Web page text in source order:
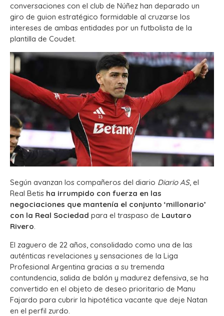
conversaciones con el club de Núñez han deparado un
giro de guion estratégico formidable al cruzarse los
intereses de ambas entidades por un futbolista de la
plantilla de Coudet.
Según avanzan los compañeros del diario Diario AS, el
Real Betis ha irrumpido con fuerza en las
negociaciones que mantenía el conjunto ‘millonario’
con la Real Sociedad para el traspaso de Lautaro
Rivero
El zaguero de 22 años, consolidado como una de las
auténticas revelaciones y sensaciones de la Liga
Profesional Argentina gracias a su tremenda
contundencia, salida de balón y madurez defensiva, se ha
convertido en el objeto de deseo prioritario de Manu
Fajardo para cubrir la hipotética vacante que deje Natan
en el perfil zurdo.